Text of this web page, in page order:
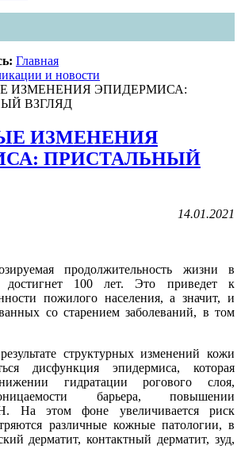
Главная
и новости
ИЗМЕНЕНИЯ ЭПИДЕРМИСА:
ВЗГЛЯД
ИЗМЕНЕНИЯ
ПРИСТАЛЬНЫЙ
14.01.2021
продолжительность жизни в
достигнет 100 лет. Это приведет к
пожилого населения, а значит, и
со старением заболеваний, в том
структурных изменений кожи
дисфункция эпидермиса, которая
гидратации рогового слоя,
барьера, повышении
На этом фоне увеличивается риск
различные кожные патологии, в
дерматит, контактный дерматит, зуд,